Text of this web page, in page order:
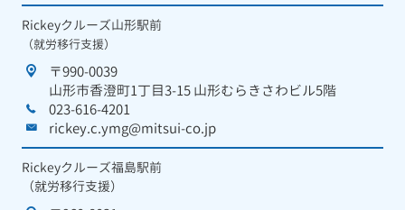
Rickeyクルーズ山形駅前
（就労移行支援）
〒990-0039
山形市香澄町1丁目3-15 山形むらきさわビル5階
023-616-4201
rickey.c.ymg@mitsui-co.jp
Rickeyクルーズ福島駅前
（就労移行支援）